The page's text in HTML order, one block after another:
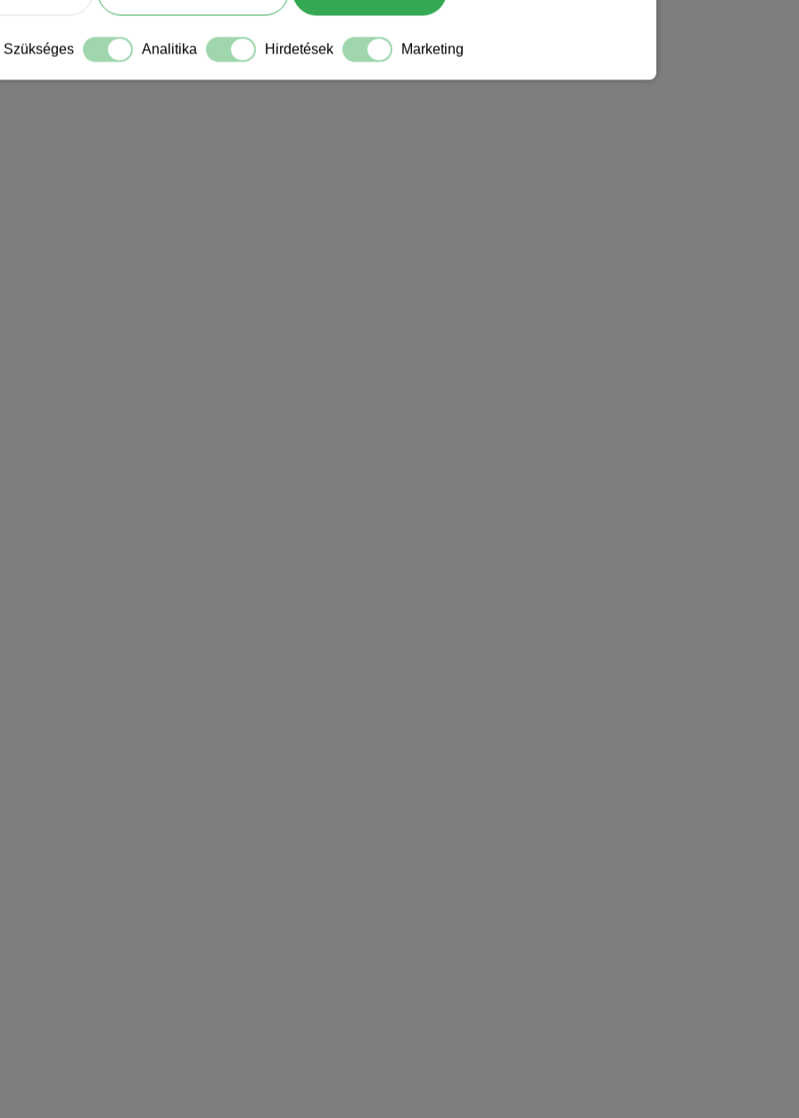
Szükséges Analitika Hirdetések Marketing